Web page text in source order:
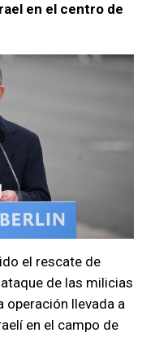
en el centro de
el rescate de
de las milicias
operación llevada a
en el campo de